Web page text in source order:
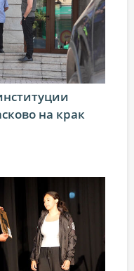
на крак